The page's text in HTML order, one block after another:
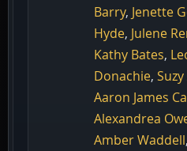
Barry, Jenette
Hyde, Julene
Kathy Bates,
Donachie,
Aaron James
Alexandrea
Amber Waddell,